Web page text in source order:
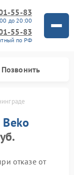
55-83
до 20:00
55-83
по РФ
Позвонить
Beko
отказе от